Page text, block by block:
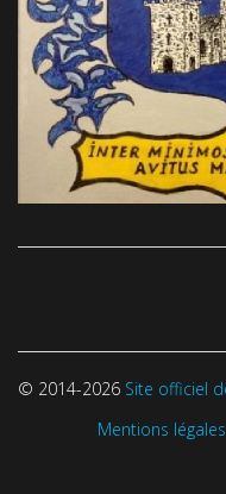
© 2014-2026 Site officiel
Mentions légales